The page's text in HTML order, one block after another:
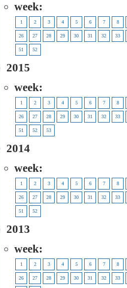
week:
1 2 3 4 5 6 7 8
26 27 28 29 30 31 32 33
51 52
2015
week:
1 2 3 4 5 6 7 8
26 27 28 29 30 31 32 33
51 52 53
2014
week:
1 2 3 4 5 6 7 8
26 27 28 29 30 31 32 33
51 52
2013
week:
1 2 3 4 5 6 7 8
26 27 28 29 30 31 32 33